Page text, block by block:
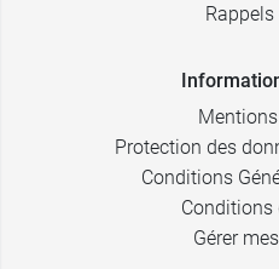
Protection des
Conditions
Conditions
Gérer